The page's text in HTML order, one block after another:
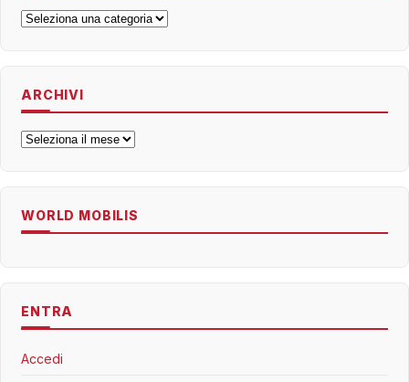
Categorie
ARCHIVI
Archivi
WORLD MOBILIS
ENTRA
Accedi